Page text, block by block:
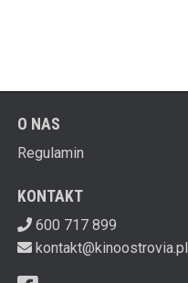
O NAS
Regulamin
KONTAKT
600 717 899
kontakt@kinoostrovia.pl